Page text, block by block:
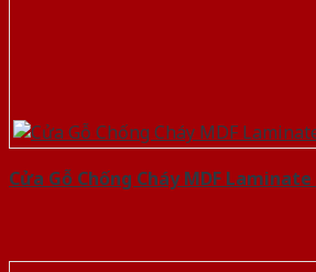
Cửa Gỗ Chống Cháy MDF Laminate